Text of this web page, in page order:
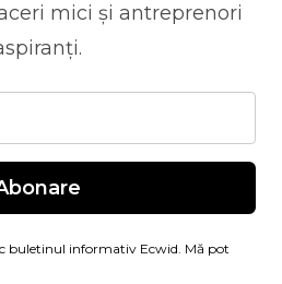
mici și antreprenori
buletinul informativ Ecwid. Mă pot